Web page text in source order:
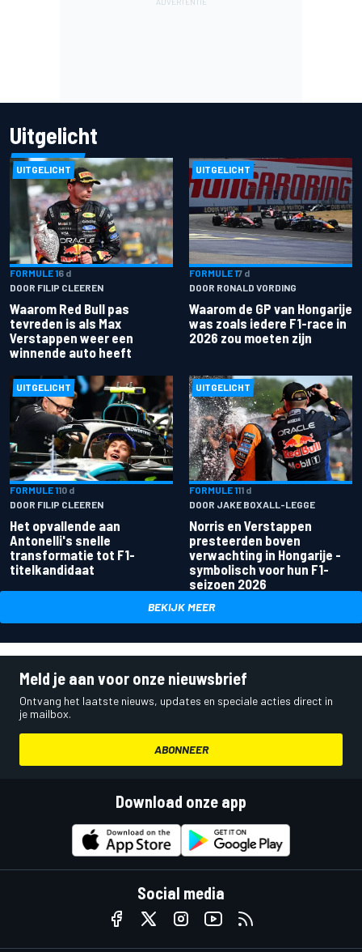
Uitgelicht
UITGELICHT
FORMULE 16 d
DOOR FILIP CLEEREN
Waarom Red Bull pas
tevreden is als Max
Verstappen weer een
winnende auto heeft
UITGELICHT
FORMULE 17 d
DOOR RONALD VORDING
Waarom de GP van Hongarije
was zoals iedere F1-race in
2026 zou moeten zijn
UITGELICHT
FORMULE 110 d
DOOR FILIP CLEEREN
Het opvallende aan
Antonelli's snelle
transformatie tot F1-
titelkandidaat
UITGELICHT
FORMULE 111 d
DOOR JAKE BOXALL-LEGGE
Norris en Verstappen
presteerden boven
verwachting in Hongarije -
symbolisch voor hun F1-
seizoen 2026
BEKIJK MEER
Meld je aan voor onze nieuwsbrief
Ontvang het laatste nieuws, updates en speciale acties direct in
je mailbox.
ABONNEER
Download onze app
Social media